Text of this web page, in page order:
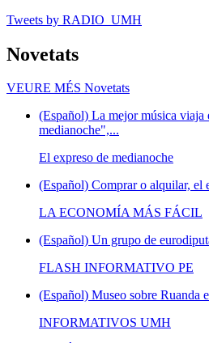
Tweets by RADIO_UMH
Novetats
VEURE MÉS Novetats
(Español) La mejor música viaja
medianoche",...
El expreso de medianoche
(Español) Comprar o alquilar, el
LA ECONOMÍA MÁS FÁCIL
(Español) Un grupo de
FLASH INFORMATIVO PE
(Español) Museo sobre Ruanda
INFORMATIVOS UMH